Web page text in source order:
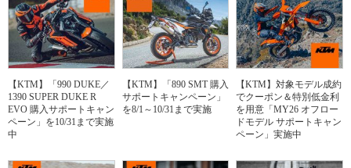
【KTM】「990 DUKE／
1390 SUPER DUKE R
EVO 購入サポートキャン
ペーン」を10/31まで実施
中
【KTM】「890 SMT 購入
サポートキャンペーン」
を8/1～10/31まで実施
【KTM】対象モデル成約
でクーポン＆特別低金利
を用意「MY26 オフロー
ドモデル サポートキャン
ペーン」実施中